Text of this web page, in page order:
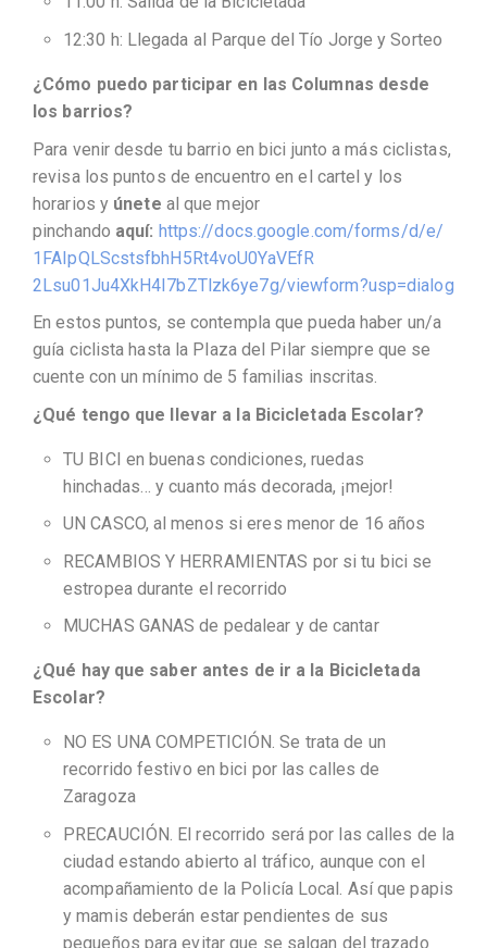
12:30 h: Llegada al Parque del Tío Jorge y Sorteo
¿Cómo puedo participar en las Columnas desde
los barrios?
Para venir desde tu barrio en bici junto a más ciclistas,
revisa los puntos de encuentro en el cartel y los
horarios y únete al que mejor
pinchando aquí: https://docs.google.com/forms/d/e/
1FAIpQLScstsfbhH5Rt4voU0YaVEfR
2Lsu01Ju4XkH4I7bZTlzk6ye7g/viewform?usp=dialog
En estos puntos, se contempla que pueda haber un/a
guía ciclista hasta la Plaza del Pilar siempre que se
cuente con un mínimo de 5 familias inscritas.
¿Qué tengo que llevar a la Bicicletada Escolar?
TU BICI en buenas condiciones, ruedas
hinchadas… y cuanto más decorada, ¡mejor!
UN CASCO, al menos si eres menor de 16 años
RECAMBIOS Y HERRAMIENTAS por si tu bici se
estropea durante el recorrido
MUCHAS GANAS de pedalear y de cantar
¿Qué hay que saber antes de ir a la Bicicletada
Escolar?
NO ES UNA COMPETICIÓN. Se trata de un
recorrido festivo en bici por las calles de
Zaragoza
PRECAUCIÓN. El recorrido será por las calles de la
ciudad estando abierto al tráfico, aunque con el
acompañamiento de la Policía Local. Así que papis
y mamis deberán estar pendientes de sus
pequeños para evitar que se salgan del trazado